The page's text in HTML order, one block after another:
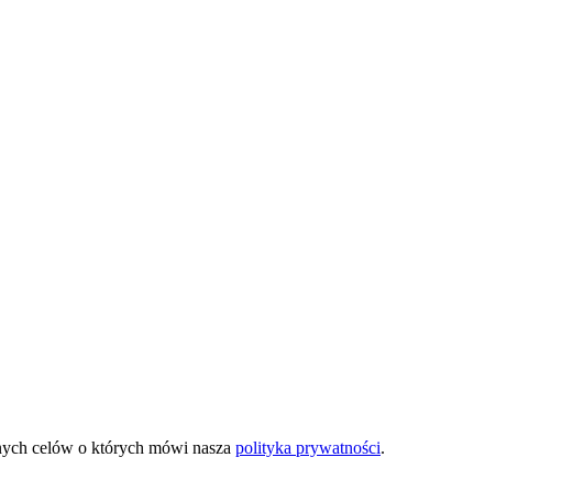
celów o których mówi nasza polityka prywatności.